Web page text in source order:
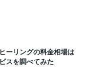
ーリングの料金相場は
スを調べてみた